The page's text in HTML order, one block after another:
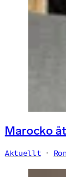
Marocko
Aktuellt